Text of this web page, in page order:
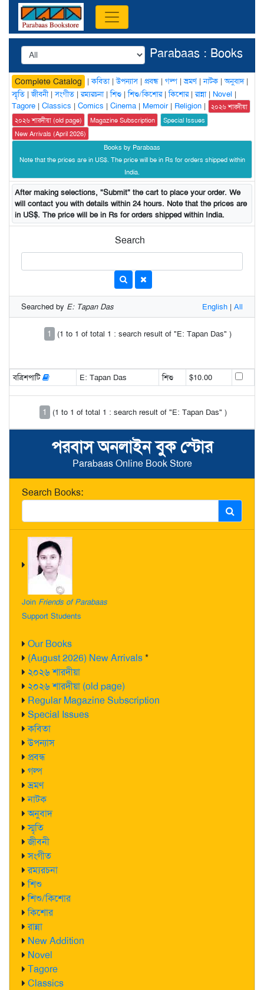
পরবাস অনলাইন বুক স্টোর
Parabaas Online Book Store
Search Books:
Join Friends of Parabaas
Support Students
Our Books
(August 2026) New Arrivals*
২০২৬ শারদীয়া
২০২৬ শারদীয়া (old page)
Regular Magazine Subscription
Special Issues
কবিতা
উপন্যাস
প্রবন্ধ
গল্প
ভ্রমণ
নাটক
অনুবাদ
স্মৃতি
জীবনী
সংগীত
রম্যরচনা
শিশু
শিশু/কিশোর
কিশোর
রান্না
New Addition
Novel
Tagore
Classics
Parabaas : Books
Complete Catalog |কবিতা|উপন্যাস| প্রবন্ধ | গল্প |ভ্রমণ|নাটক |অনুবাদ|
স্মৃতি |জীবনী|সংগীত |রম্যরচনা|শিশু |শিশু/কিশোর|কিশোর|রান্না| Novel |
Tagore | Classics | Comics | Cinema | Memoir| Religion |
২০২৬ শারদীয়া
২০২৬ শারদীয়া (old page)
Magazine Subscription
Special Issues
New Arrivals (April 2026)
Books by Parabaas
Note that the prices are in US$. The price will be in Rs for orders shipped within
India.
After making selections, "Submit" the cart to place your order. We
will contact you with details within 24 hours. Note that the prices are
in US$. The price will be in Rs for orders shipped within India.
Search
Searched by E: Tapan Das English | All
1 (1 to 1 of total 1 : search result of "E: Tapan Das" )
বত্রিশপাটি E: Tapan Das শিশু $10.00
1 (1 to 1 of total 1 : search result of "E: Tapan Das" )